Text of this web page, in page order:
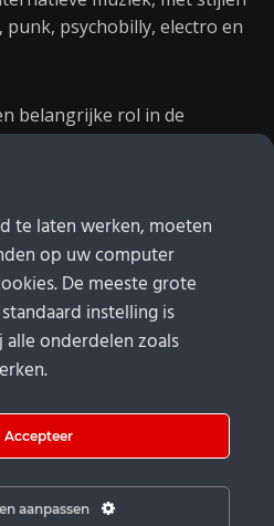
psychobilly, electro en
belangrijke rol in de
te laten werken, moeten
op uw computer
De meeste grote
instelling is
onderdelen zoals
Accepteer
aanpassen